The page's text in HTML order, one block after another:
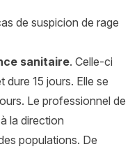
de suspicion de rage
sanitaire. Celle-ci
15 jours. Elle se
Le professionnel de
la direction
populations. De